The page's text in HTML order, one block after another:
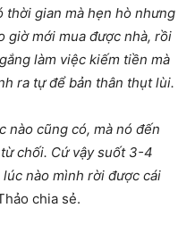
thời gian mà hẹn hò nhưng
giờ mới mua được nhà, rồi
làm việc kiếm tiền mà
ra tự để bản thân thụt lùi.
nào cũng có, mà nó đến
chối. Cứ vậy suốt 3-4
nào mình rời được cái
chia sẻ.